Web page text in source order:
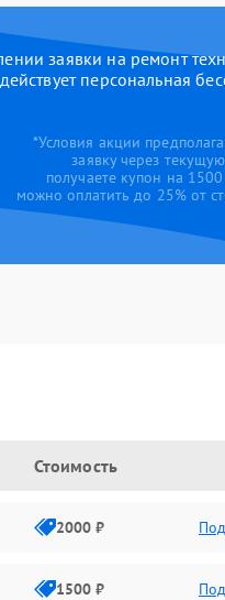
заявки на ремонт
действует персональная
*Условия акции
заявку через
получаете купон на
можно оплатить до 25% от
Стоимость
2000 ₽
1500 ₽